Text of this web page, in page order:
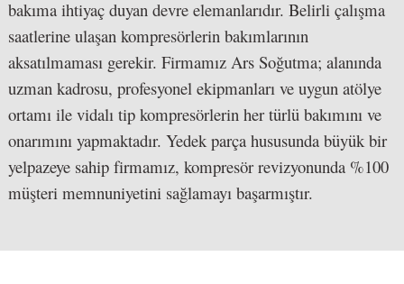
& KULE BAKIMLARI
bakıma ihtiyaç duyan devre elemanlarıdır. Belirli çalışma
saatlerine ulaşan kompresörlerin bakımlarının
aksatılmaması gerekir. Firmamız Ars Soğutma; alanında
uzman kadrosu, profesyonel ekipmanları ve uygun atölye
ortamı ile vidalı tip kompresörlerin her türlü bakımını ve
onarımını yapmaktadır. Yedek parça hususunda büyük bir
yelpazeye sahip firmamız, kompresör revizyonunda %100
müşteri memnuniyetini sağlamayı başarmıştır.